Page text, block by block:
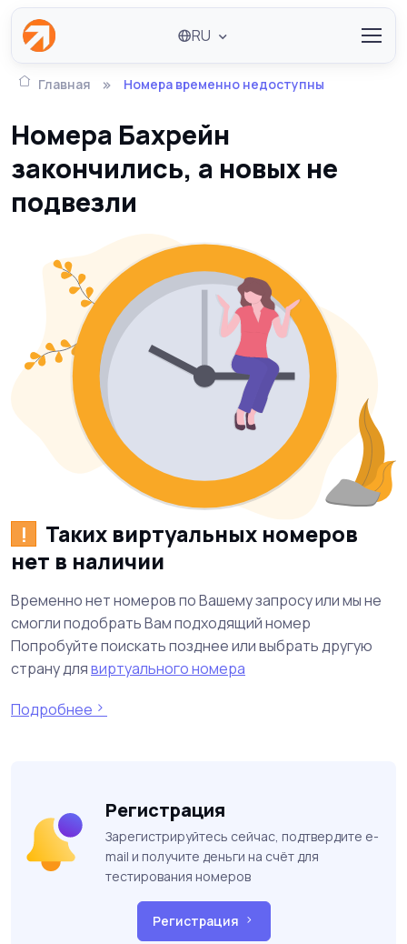
RU
Главная Номера временно недоступны
Номера Бахрейн
закончились, а новых не
подвезли
!
Таких виртуальных номеров
нет в наличии
Временно нет номеров по Вашему запросу или мы не
смогли подобрать Вам подходящий номер
Попробуйте поискать позднее или выбрать другую
страну длявиртуального номера
Подробнее
Регистрация
Зарегистрируйтесь сейчас, подтвердите e-
mail и получите деньги на счёт для
тестирования номеров
Регистрация